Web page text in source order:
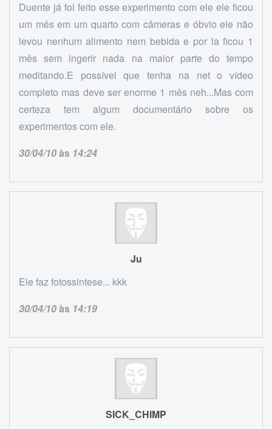
Duente já foi feito esse experimento com ele ele ficou
um mês em um quarto com câmeras e óbvio ele não
levou nenhum alimento nem bebida e por la ficou 1
mês sem ingerir nada na maior parte do tempo
meditando.E possível que tenha na net o vídeo
completo mas deve ser enorme 1 mês neh...Mas com
certeza tem algum documentário sobre os
experimentos com ele.
30/04/10às 14:24
Ju
Ele faz fotossintese... kkk
30/04/10às 14:19
SICK_CHIMP